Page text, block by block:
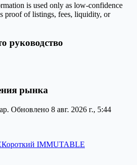
is used only as low-confidence
proof of listings, fees, liquidity, or
руководство
рынка
Обновлено 8 авг. 2026 г., 5:44
Короткий IMMUTABLE